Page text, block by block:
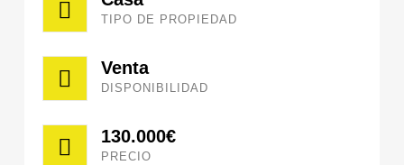
TIPO DE PROPIEDAD
Venta
DISPONIBILIDAD
130.000€
PRECIO